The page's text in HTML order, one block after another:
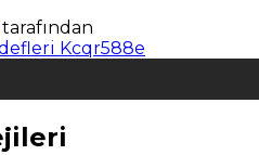
tarafından